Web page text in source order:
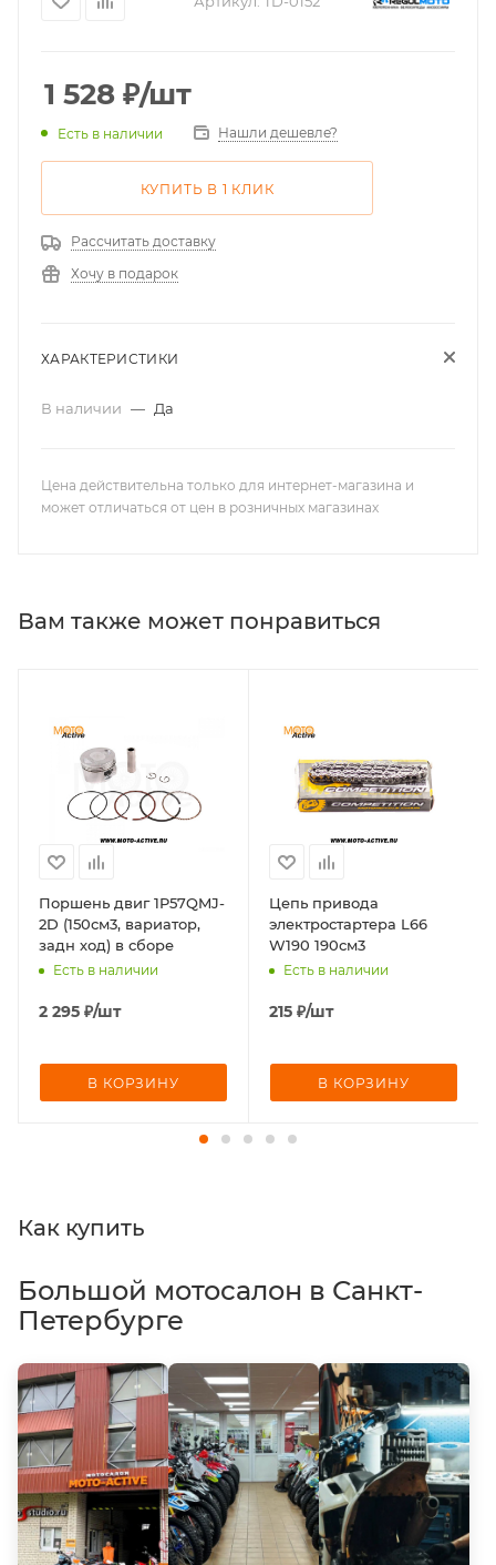
1 528 ₽/шт
Есть в наличии Нашли дешевле?
КУПИТЬ В 1 КЛИК
Рассчитать доставку
Хочу в подарок
ХАРАКТЕРИСТИКИ
В наличии — Да
Цена действительна только для интернет-магазина и
может отличаться от цен в розничных магазинах
Вам также может понравиться
Поршень двиг 1P57QMJ-
2D (150см3, вариатор,
задн ход) в сборе
Есть в наличии
2 295 ₽/шт
В КОРЗИНУ
Цепь привода
электростартера L66
W190 190см3
Есть в наличии
215 ₽/шт
В КОРЗИНУ
Как купить
Большой мотосалон в Санкт-
Петербурге